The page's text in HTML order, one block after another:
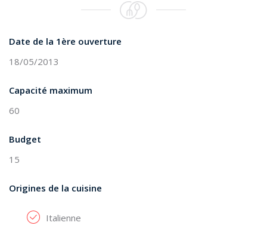
Date de la 1ère ouverture
18/05/2013
Capacité maximum
60
Budget
15
Origines de la cuisine
Italienne